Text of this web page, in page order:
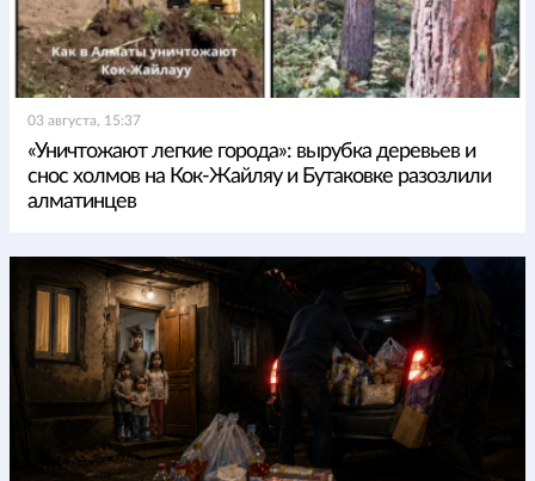
03 августа, 15:37
«Уничтожают легкие города»: вырубка деревьев и
снос холмов на Кок-Жайляу и Бутаковке разозлили
алматинцев